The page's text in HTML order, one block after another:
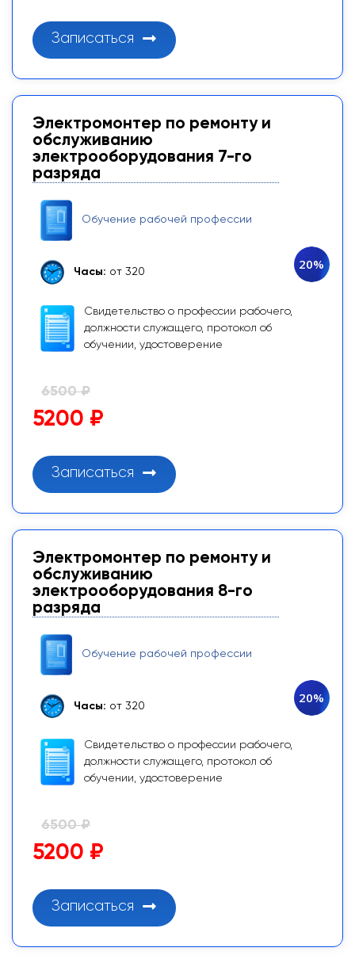
Записаться
Электромонтер по ремонту и
обслуживанию
электрооборудования 7-го
разряда
Обучение рабочей профессии
Часы: от 320
Свидетельство о профессии рабочего,
должности служащего, протокол об
обучении, удостоверение
20%
6500 ₽
5200 ₽
Записаться
Электромонтер по ремонту и
обслуживанию
электрооборудования 8-го
разряда
Обучение рабочей профессии
Часы: от 320
Свидетельство о профессии рабочего,
должности служащего, протокол об
обучении, удостоверение
20%
6500 ₽
5200 ₽
Записаться